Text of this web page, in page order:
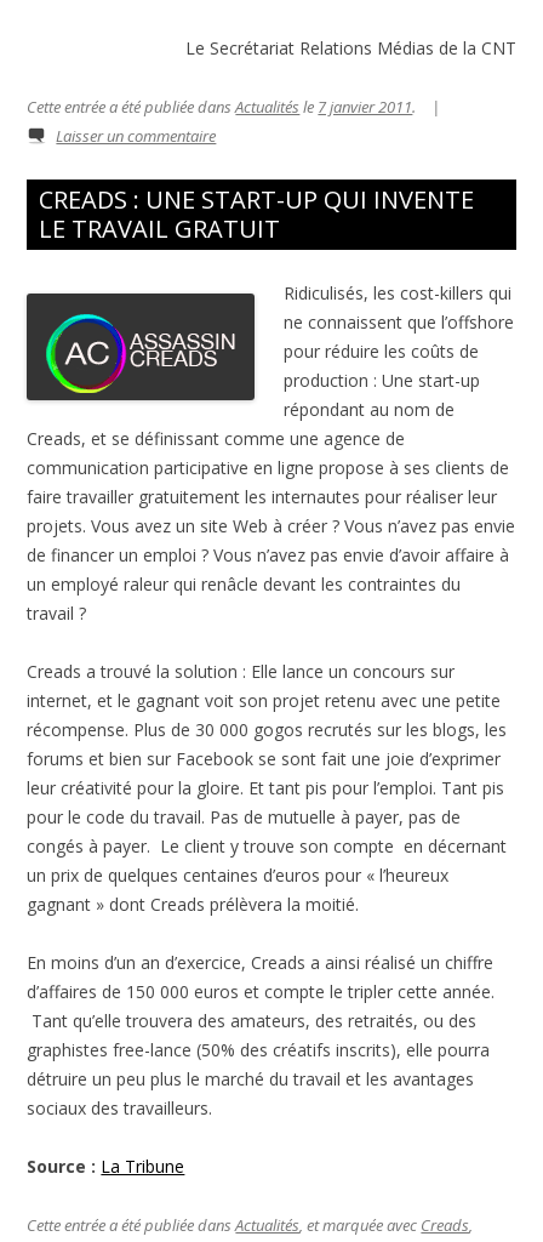
Le Secrétariat Relations Médias de la CNT
Cette entrée a été publiée dansActualités le 7 janvier 2011.
|
Laisser un commentaire
CREADS : UNE START-UP QUI INVENTE
LE TRAVAIL GRATUIT
Ridiculisés, les cost-killers qui
ne connaissent que l’offshore
pour réduire les coûts de
production : Une start-up
répondant au nom de
Creads, et se définissant comme une agence de
communication participative en ligne propose à ses clients de
faire travailler gratuitement les internautes pour réaliser leur
projets. Vous avez un site Web à créer ? Vous n’avez pas envie
de financer un emploi ? Vous n’avez pas envie d’avoir affaire à
un employé raleur qui renâcle devant les contraintes du
travail ?
Creads a trouvé la solution : Elle lance un concours sur
internet, et le gagnant voit son projet retenu avec une petite
récompense. Plus de 30 000 gogos recrutés sur les blogs, les
forums et bien sur Facebook se sont fait une joie d’exprimer
leur créativité pour la gloire. Et tant pis pour l’emploi. Tant pis
pour le code du travail. Pas de mutuelle à payer, pas de
congés à payer. Le client y trouve son compte en décernant
un prix de quelques centaines d’euros pour « l’heureux
gagnant » dont Creads prélèvera la moitié.
En moins d’un an d’exercice, Creads a ainsi réalisé un chiffre
d’affaires de 150 000 euros et compte le tripler cette année.
Tant qu’elle trouvera des amateurs, des retraités, ou des
graphistes free-lance (50% des créatifs inscrits), elle pourra
détruire un peu plus le marché du travail et les avantages
sociaux des travailleurs.
Source : La Tribune
Cette entrée a été publiée dansActualités, et marquée avec Creads,